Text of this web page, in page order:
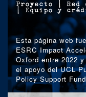
Proyecto
Red
| Equipo y
Esta página web
ESRC Impact
Oxford entre 2022
el apoyo del UCL
Policy Support